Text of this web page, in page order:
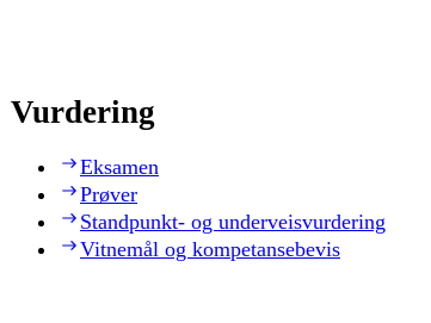
Vurdering
Eksamen
Prøver
Standpunkt- og underveisvurdering
Vitnemål og kompetansebevis